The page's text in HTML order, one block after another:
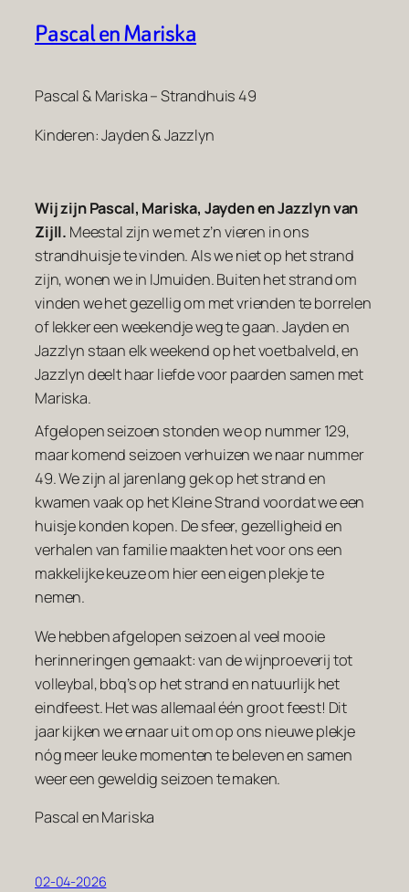
Pascal en Mariska
Pascal & Mariska – Strandhuis 49
Kinderen: Jayden & Jazzlyn
Wij zijn Pascal, Mariska, Jayden en Jazzlyn van
Zijll. Meestal zijn we met z’n vieren in ons
strandhuisje te vinden. Als we niet op het strand
zijn, wonen we in IJmuiden. Buiten het strand om
vinden we het gezellig om met vrienden te borrelen
of lekker een weekendje weg te gaan. Jayden en
Jazzlyn staan elk weekend op het voetbalveld, en
Jazzlyn deelt haar liefde voor paarden samen met
Mariska.
Afgelopen seizoen stonden we op nummer 129,
maar komend seizoen verhuizen we naar nummer
49. We zijn al jarenlang gek op het strand en
kwamen vaak op het Kleine Strand voordat we een
huisje konden kopen. De sfeer, gezelligheid en
verhalen van familie maakten het voor ons een
makkelijke keuze om hier een eigen plekje te
nemen.
We hebben afgelopen seizoen al veel mooie
herinneringen gemaakt: van de wijnproeverij tot
volleybal, bbq’s op het strand en natuurlijk het
eindfeest. Het was allemaal één groot feest! Dit
jaar kijken we ernaar uit om op ons nieuwe plekje
nóg meer leuke momenten te beleven en samen
weer een geweldig seizoen te maken.
Pascal en Mariska
02-04-2026